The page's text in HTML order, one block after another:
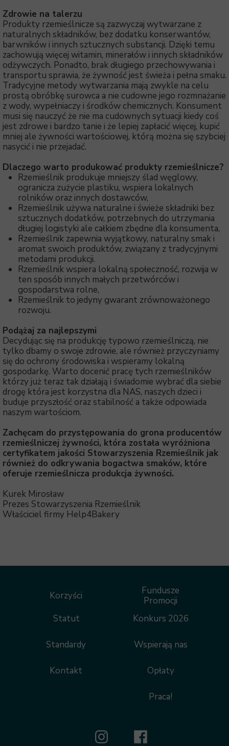
Zdrowie na talerzu
Produkty rzemieślnicze są zazwyczaj wytwarzane z
naturalnych składników, bez dodatku konserwantów,
barwników i innych sztucznych substancji. Dzięki temu
zachowują więcej witamin, minerałów i innych składników
odżywczych. Ponadto, brak długiego przechowywania i
transportu sprawia, że żywność jest świeża i pełna smaku.
Tradycyjne metody wytwarzania mają zwykle na celu
prostą obróbkę surowca a nie cudowne jego rozmnażanie
z wody, wypełniaczy i środków chemicznych. Konsument
musi się nauczyć że nie ma cudownych sytuacji kiedy coś
jest zdrowe i bardzo tanie i że lepiej zapłacić więcej, kupić
mniej ale żywności wartościowej, którą można się szybciej
nasycić i nie przejadać.
Dlaczego warto produkować produkty rzemieślnicze?
Rzemieślnik produkuje mniejszy ślad węglowy,
ogranicza zużycie plastiku, wspiera lokalnych
rolników oraz innych dostawców,
Rzemieślnik używa naturalne i świeże składniki bez
sztucznych dodatków, potrzebnych do utrzymania
długiej logistyki ale całkiem zbędne dla konsumenta,
Rzemieślnik zapewnia wyjątkowy, naturalny smak i
aromat swoich produktów, związany z tradycyjnymi
metodami produkcji.
Rzemieślnik wspiera lokalną społeczność, rozwija w
ten sposób innych małych przetwórców i
gospodarstwa rolne,
Rzemieślnik to jedyny gwarant zrównoważonego
rozwoju.
Podążaj za najlepszymi
Decydując się na produkcję typowo rzemieślniczą, nie
tylko dbamy o swoje zdrowie, ale również przyczyniamy
się do ochrony środowiska i wspieramy lokalną
gospodarkę. Warto docenić pracę tych rzemieślników
którzy już teraz tak działają i świadomie wybrać dla siebie
drogę która jest korzystna dla NAS, naszych dzieci i
buduje przyszłość oraz stabilność a także odpowiada
naszym wartościom.
Zachęcam do przystępowania do grona producentów
rzemieślniczej żywności, która została wyróżniona
certyfikatem jakości Stowarzyszenia Rzemieślnik jak
również do odkrywania bogactwa smaków, które
oferuje rzemieślnicza produkcja żywności.
Kurek Mirosław
Prezes Stowarzyszenia Rzemieślnik
Właściciel firmy Help4Bakery
Statut
Standardy
Fundusze
Promocji
Korzyści
Kontakt
Konkurs 2026
Praca!
Opłaty
Wspierają nas